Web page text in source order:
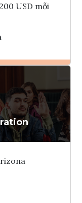
USD mỗi